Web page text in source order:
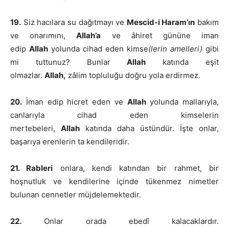
19. Siz hacılara su dağıtmayı ve Mescid-i Haram’ın bakım
ve onarımını,Allah’a ve âhiret gününe iman
edip Allah yolunda cihad eden kimse(lerin amelleri) gibi
mi tuttunuz? Bunlar Allah katında eşit
olmazlar. Allah, zâlim topluluğu doğru yola erdirmez.
20. İman edip hicret eden ve Allahyolunda mallarıyla,
canlarıyla cihad eden kimselerin
mertebeleri, Allah katında daha üstündür. İşte onlar,
başarıya erenlerin ta kendileridir.
21. Rableri onlara, kendi katından bir rahmet, bir
hoşnutluk ve kendilerine içinde tükenmez nimetler
bulunan cennetler müjdelemektedir.
22. Onlar orada ebedî kalacaklardır.